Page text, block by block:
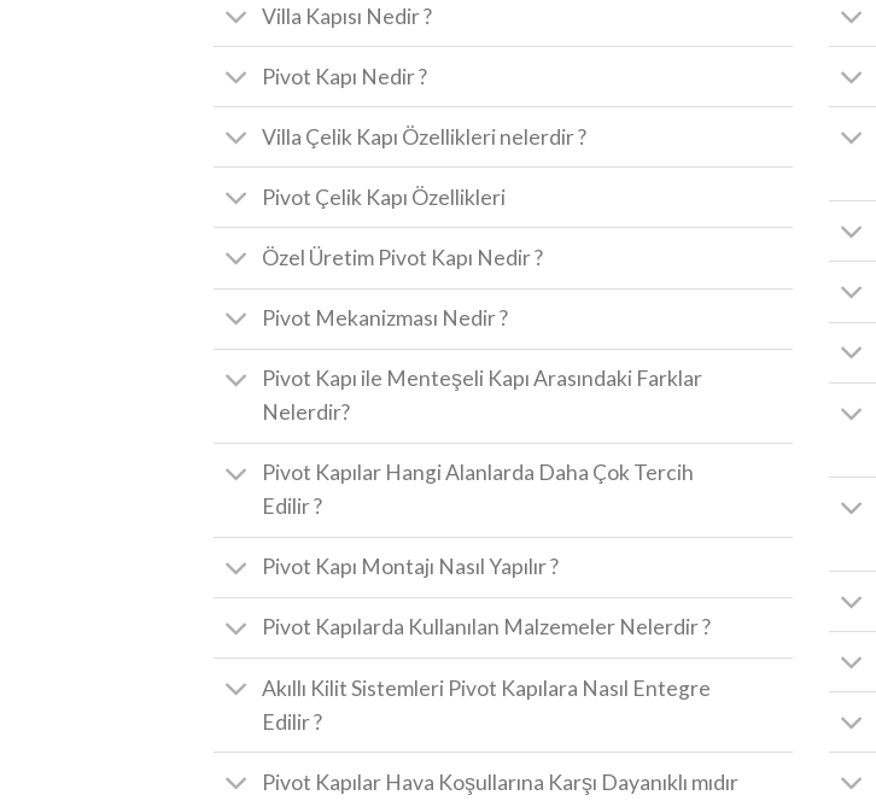
Villa Kapısı Nedir ?
Pivot Kapı Nedir ?
Villa Çelik Kapı Özellikleri nelerdir ?
Pivot Çelik Kapı Özellikleri
Özel Üretim Pivot Kapı Nedir ?
Pivot Mekanizması Nedir ?
Pivot Kapı ile Menteşeli Kapı Arasındaki Farklar
Nelerdir?
Pivot Kapılar Hangi Alanlarda Daha Çok Tercih
Edilir ?
Pivot Kapı Montajı Nasıl Yapılır ?
Pivot Kapılarda Kullanılan Malzemeler Nelerdir ?
Akıllı Kilit Sistemleri Pivot Kapılara Nasıl Entegre
Edilir ?
Pivot Kapılar Hava Koşullarına Karşı Dayanıklı mıdır